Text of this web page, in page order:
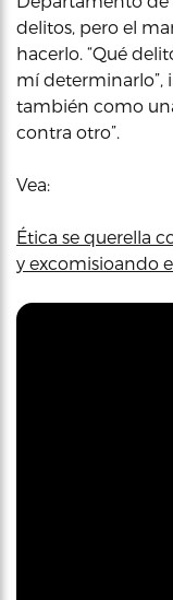
delitos, pero el
hacerlo. “Qué
mí determinarlo”,
también como
contra otro”.
Vea:
Ética se querella
y excomisioando